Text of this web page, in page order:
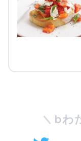
bわ